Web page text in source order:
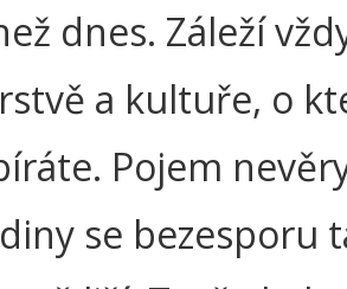
dnes. Záleží
a kultuře, o
Pojem
se bezesporu